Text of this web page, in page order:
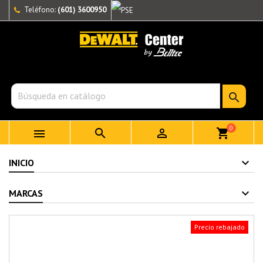
Teléfono: (601) 3600950

   shopping_cart0
INICIO
MARCAS
Precio rebajado